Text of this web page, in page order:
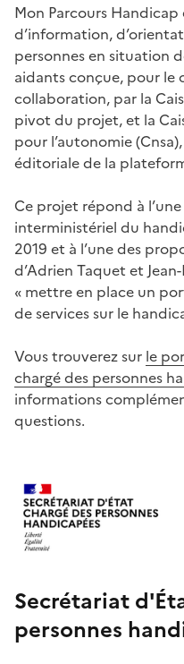
Mon Parcours
d’information,
personnes en situation
aidants conçue, pour le
collaboration, par la
pivot du projet, et la
pour l’autonomie
éditoriale de la
Ce projet répond à
interministériel du
2019 et à l’une des
d’Adrien Taquet et
« mettre en place un
de services sur le
Vous trouverez sur le
chargé des personnes
informations
questions.
Secrétariat
personnes